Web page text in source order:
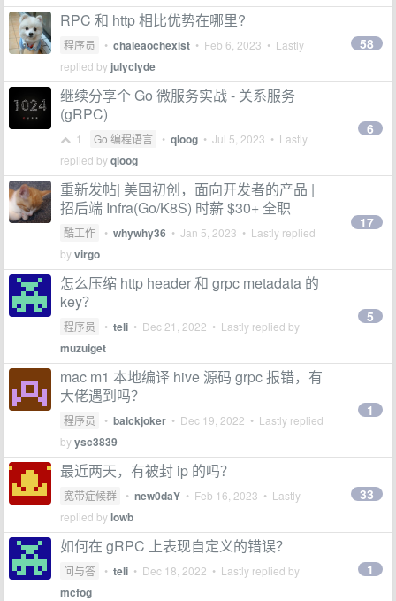
RPC 和 http 相比优势在哪里?
程序员 • chaleaochexist • Feb 6, 2023 • Lastly
replied by julyclyde
58
继续分享个 Go 微服务实战 - 关系服务
(gRPC)
1 Go 编程语言 • qloog • Jul 5, 2023 • Lastly
replied byqloog
6
重新发帖| 美国初创，面向开发者的产品 |
招后端 Infra(Go/K8S) 时薪 $30+ 全职
酷工作 • whywhy36 • Jan 5, 2023 • Lastly replied
byvirgo
17
怎么压缩 http header 和 grpc metadata 的
key？
程序员 • teli • Dec 21, 2022 • Lastly replied by
muzuiget
5
mac m1 本地编译 hive 源码 grpc 报错，有
大佬遇到吗？
程序员 • balckjoker • Dec 19, 2022 • Lastly replied
byysc3839
1
最近两天，有被封 ip 的吗？
宽带症候群 • new0daY • Feb 16, 2023 • Lastly
replied bylowb
33
如何在 gRPC 上表现自定义的错误？
问与答 • teli • Dec 18, 2022 • Lastly replied by
mcfog
1